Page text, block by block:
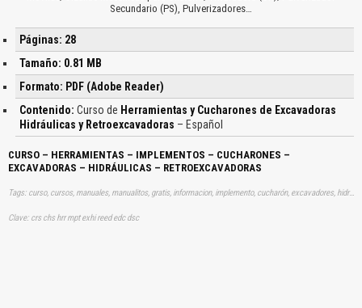
Secundario (PS), Pulverizadores…
Páginas: 28
Tamaño: 0.81 MB
Formato: PDF (Adobe Reader)
Contenido: Curso de Herramientas y Cucharones de Excavadoras
Hidráulicas y Retroexcavadoras – Español
CURSO – HERRAMIENTAS – IMPLEMENTOS – CUCHARONES –
EXCAVADORAS – HIDRÁULICAS – RETROEXCAVADORAS
Tags: curso, cursos, manuales, manualitos, gratis, informacion, implemento, cucharón, excavadores, hidraulicas, hidraulicos, retroexcavadores, trituradores, demoledores, aprender, descargas
Clave: crs chs hrr mpt exhi reed edc dsc